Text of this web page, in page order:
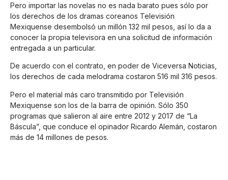
Pero importar las novelas no es nada barato pues sólo por
los derechos de los dramas coreanos Televisión
Mexiquense desembolsó un millón 132 mil pesos, así lo da a
conocer la propia televisora en una solicitud de información
entregada a un particular.
De acuerdo con el contrato, en poder de Viceversa Noticias,
los derechos de cada melodrama costaron 516 mil 316 pesos.
Pero el material más caro transmitido por Televisión
Mexiquense son los de la barra de opinión. Sólo 350
programas que salieron al aire entre 2012 y 2017 de “La
Báscula”, que conduce el opinador Ricardo Alemán, costaron
más de 14 millones de pesos.